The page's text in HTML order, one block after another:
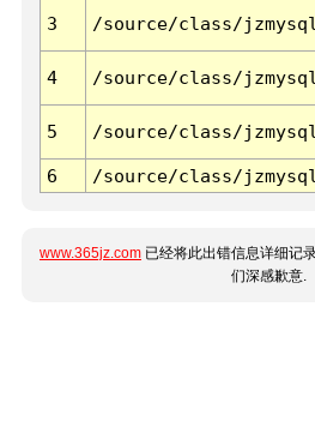
3 /source/class/
4 /source/class/
5 /source/class/
6 /source/class/
www.365jz.com 已经将此出错信息详细记
们深感歉意.